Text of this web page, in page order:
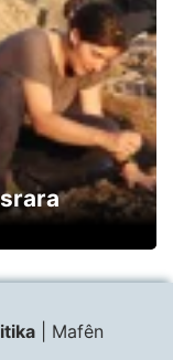
| Mafên